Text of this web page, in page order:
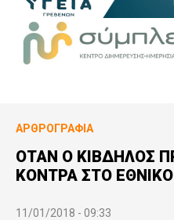
ΑΡΘΡΟΓΡΑΦΊΑ
ΟΤΑΝ Ο ΚΙΒΔΗΛΟΣ
ΚΟΝΤΡΑ ΣΤΟ
11/01/2018 - 09:33